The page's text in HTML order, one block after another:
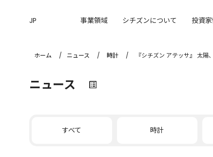
JP 事業領域 シチズンについて 投資
ホーム ニュース 時計 『シチズン アテッサ』 太
ニュース
すべて 時計